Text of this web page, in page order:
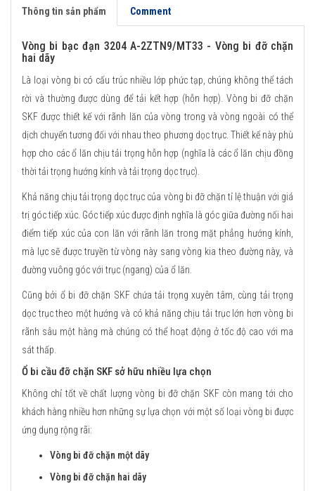
Thông tin sản phẩm Comment
Vòng bi bạc đạn 3204 A-2ZTN9/MT33 - Vòng bi đỡ chặn
hai dãy
Là loại vòng bi có cấu trúc nhiều lớp phức tạp, chúng không thể tách
rời và thường được dùng để tải kết hợp (hỗn hợp). Vòng bi đỡ chặn
SKF được thiết kế với rãnh lăn của vòng trong và vòng ngoài có thể
dịch chuyển tương đối với nhau theo phương dọc trục. Thiết kế này phù
hợp cho các ổ lăn chịu tải trọng hỗn hợp (nghĩa là các ổ lăn chịu đồng
thời tải trọng hướng kính và tải trọng dọc trục).
Khả năng chịu tải trọng dọc trục của vòng bi đỡ chặn tỉ lệ thuận với giá
trị góc tiếp xúc. Góc tiếp xúc được định nghĩa là góc giữa đường nối hai
điểm tiếp xúc của con lăn với rãnh lăn trong mặt phẳng hướng kính,
mà lực sẽ được truyền từ vòng này sang vòng kia theo đường này, và
đường vuông góc với trục (ngang) của ổ lăn.
Cũng bởi ổ bi đỡ chặn SKF chứa tải trọng xuyên tâm, cùng tải trọng
dọc trục theo một hướng và có khả năng chịu tải trục lớn hơn vòng bi
rãnh sâu một hàng mà chúng có thể hoạt động ở tốc độ cao với ma
sát thấp.
Ổ bi cầu đỡ chặn SKF sở hữu nhiều lựa chọn
Không chỉ tốt về chất lượng vòng bi đỡ chặn SKF còn mang tới cho
khách hàng nhiều hơn những sự lựa chọn với một số loại vòng bi được
ứng dụng rộng rãi:
Vòng bi đỡ chặn một dãy
Vòng bi đỡ chặn hai dãy